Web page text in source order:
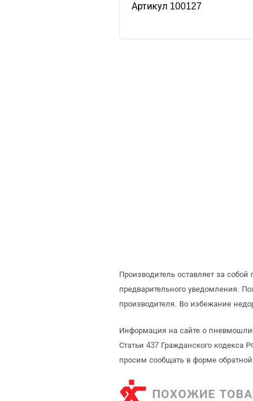
Артикул 100127
Производитель оставляет за
предварительного уведомления.
производителя. Во избежание
Информация на сайте о
Статьи 437 Гражданского кодекса
просим сообщать в форме
ПОХОЖИЕ